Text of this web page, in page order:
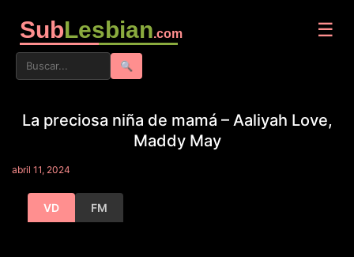
SubLesbian.com ☰
🔍
La preciosa niña de mamá – Aaliyah Love,
Maddy May
abril 11, 2024
VD FM